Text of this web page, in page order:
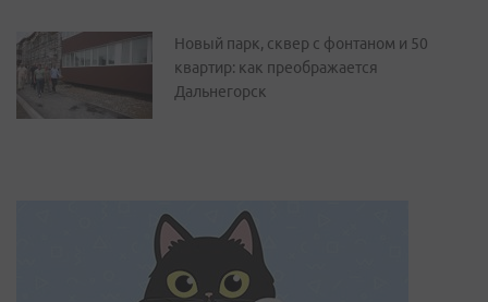
Новый парк, сквер с фонтаном и 50
квартир: как преображается
Дальнегорск